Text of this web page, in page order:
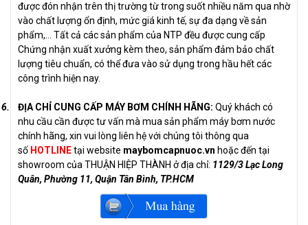
được đón nhận trên thị trường từ trong suốt nhiều năm qua nhờ
vào chất lượng ổn định, mức giá kinh tế, sự đa dạng về sản
phẩm,… Tất cả các sản phẩm của NTP đều được cung cấp
Chứng nhận xuất xưởng kèm theo, sản phẩm đảm bảo chất
lượng tiêu chuẩn, có thể đưa vào sử dụng trong hầu hết các
công trình hiện nay.
6. ĐỊA CHỈ CUNG CẤP MÁY BƠM CHÍNH HÃNG: Quý khách có
nhu cầu cần được tư vấn mà mua sản phẩm máy bơm nước
chính hãng, xin vui lòng liên hệ với chúng tôi thông qua
số HOTLINEtại website maybomcapnuoc.vn hoặc đến tại
showroom của THUẬN HIỆP THÀNH ở địa chỉ: 1129/3 Lạc Long
Quân, Phường 11, Quận Tân Bình, TP.HCM